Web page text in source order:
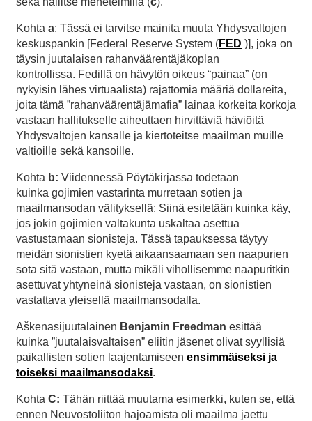
Kohta a: Tässä ei tarvitse mainita muuta Yhdysvaltojen
keskuspankin [Federal Reserve System (FED )], joka on
täysin juutalaisen rahanväärentäjäkoplan
kontrollissa. Fedillä on hävytön oikeus “painaa” (on
nykyisin lähes virtuaalista) rajattomia määriä dollareita,
joita tämä ”rahanväärentäjämafia” lainaa korkeita korkoja
vastaan hallitukselle aiheuttaen hirvittäviä häviöitä
Yhdysvaltojen kansalle ja kiertoteitse maailman muille
valtioille sekä kansoille.
Kohta b: Viidennessä Pöytäkirjassa todetaan
kuinka gojimien vastarinta murretaan sotien ja
maailmansodan välityksellä: Siinä esitetään kuinka käy,
jos jokin gojimien valtakunta uskaltaa asettua
vastustamaan sionisteja. Tässä tapauksessa täytyy
meidän sionistien kyetä aikaansaamaan sen naapurien
sota sitä vastaan, mutta mikäli vihollisemme naapuritkin
asettuvat yhtyneinä sionisteja vastaan, on sionistien
vastattava yleisellä maailmansodalla.
Aškenasijuutalainen Benjamin Freedman esittää
kuinka ”juutalaisvaltaisen” eliitin jäsenet olivat syyllisiä
paikallisten sotien laajentamiseen ensimmäiseksi ja
toiseksi maailmansodaksi.
Kohta C: Tähän riittää muutama esimerkki, kuten se, että
ennen Neuvostoliiton hajoamista oli maailma jaettu